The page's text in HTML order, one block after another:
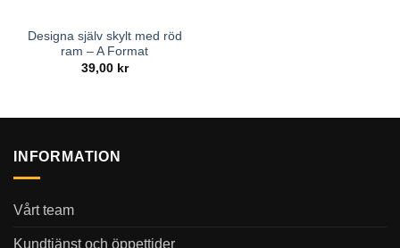
Designa själv skylt med röd
ram – A Format
39,00 kr
INFORMATION
Vårt team
Kundtjänst och öppettider